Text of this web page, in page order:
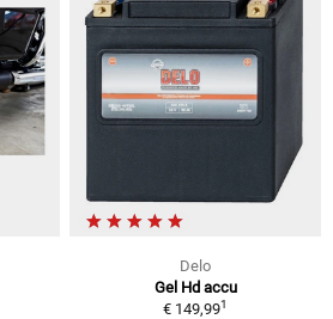
Delo
Gel Hd accu
€ 149,991